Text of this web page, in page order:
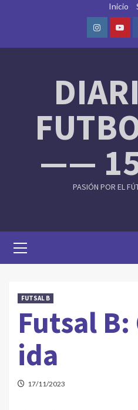
Inicio
Instagram
——
PASIÓN POR EL
Menu
FUTSAL B
Futsal
ida
17/11/2023